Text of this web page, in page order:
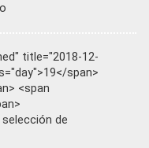
title="2018-12-
span>
<span
de